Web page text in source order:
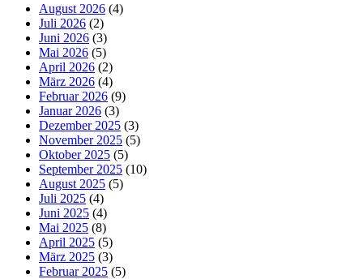
August 2026 (4)
Juli 2026 (2)
Juni 2026 (3)
Mai 2026 (5)
April 2026 (2)
März 2026 (4)
Februar 2026 (9)
Januar 2026 (3)
Dezember 2025 (3)
November 2025 (5)
Oktober 2025 (5)
September 2025 (10)
August 2025 (5)
Juli 2025 (4)
Juni 2025 (4)
Mai 2025 (8)
April 2025 (5)
März 2025 (3)
Februar 2025 (5)